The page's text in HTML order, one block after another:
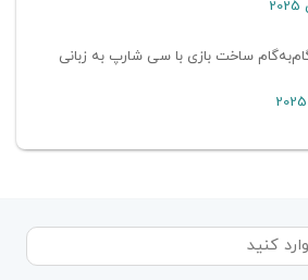
ساخت بازی با سی شارپ به زبانی